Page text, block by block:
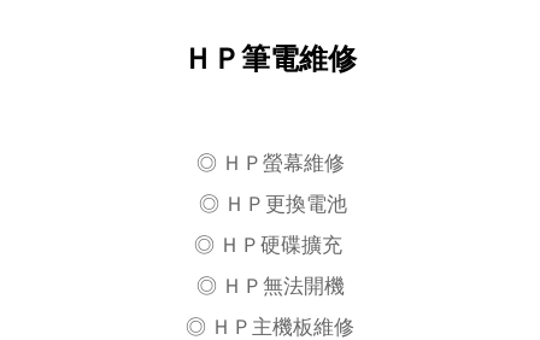
ＨＰ筆電維修
◎ ＨＰ螢幕維修
◎ ＨＰ更換電池
◎ ＨＰ硬碟擴充
◎ ＨＰ無法開機
◎ ＨＰ主機板維修